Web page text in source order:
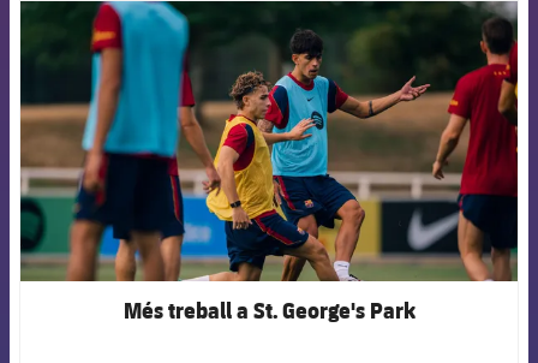
FCB Barcelona badge
Més treball a St. George's Park